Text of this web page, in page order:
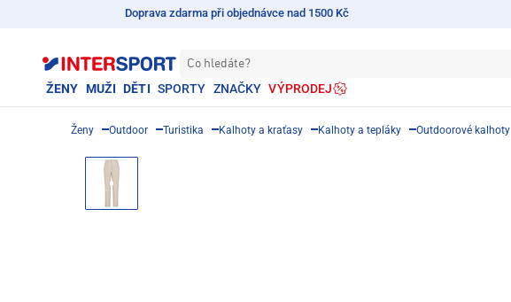
Doprava zdarma při objednávce nad 1500 Kč
Co hledáte?
ŽENY MUŽI DĚTI SPORTY ZNAČKY VÝPRODEJ
Ženy Outdoor Turistika Kalhoty a kraťasy Kalhoty a tepláky Outdoorové kalhoty